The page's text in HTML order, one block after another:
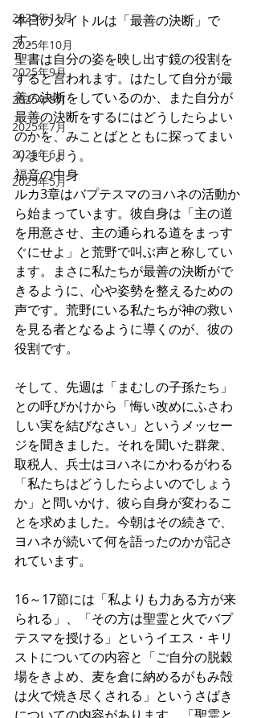
2025年11月
2025年10月
2025年9月
2025年8月
2025年7月
2025年6月
2025年5月
本日のタイトルは「最善の決断」で
す。
聖書は自分の姿を映し出す鏡の役割を
すると言われます。はたして自分が最
善の決断をしているのか、また自分が
最善の決断をするにはどうしたらよい
のかを、みことばとともに探ってまい
りましょう。
福音の中身
ルカ3章はバプテスマのヨハネの活動か
ら始まっています。彼自身は「主の道
を用意させ、主の通られる道をまっす
ぐにせよ」と荒野で叫ぶ声と称してい
ます。まさに私たちが最善の決断がで
きるように、心や姿勢を整えるための
声です。荒野にいる私たちが神の救い
を見る者となるように導くのが、彼の
役割です。
そして、先週は「まむしの子孫たち」
との呼びかけから「悔い改めにふさわ
しい実を結びなさい」というメッセー
ジを聞きました。それを聞いた群衆、
取税人、兵士はヨハネにかわるがわる
「私たちはどうしたらよいのでしょう
か」と問いかけ、彼ら自身が変わるこ
とを求めました。今朝はその続きで、
ヨハネが続いて何を語ったのかが記さ
れています。
16～17節には「私よりも力ある方が来
られる」、「その方は聖霊と火でバプ
テスマを授ける」というイエス・キリ
ストについての内容と「ご自分の脱穀
場をきよめ、麦を倉に納めるがもみ殻
は火で焼き尽くされる」というさばき